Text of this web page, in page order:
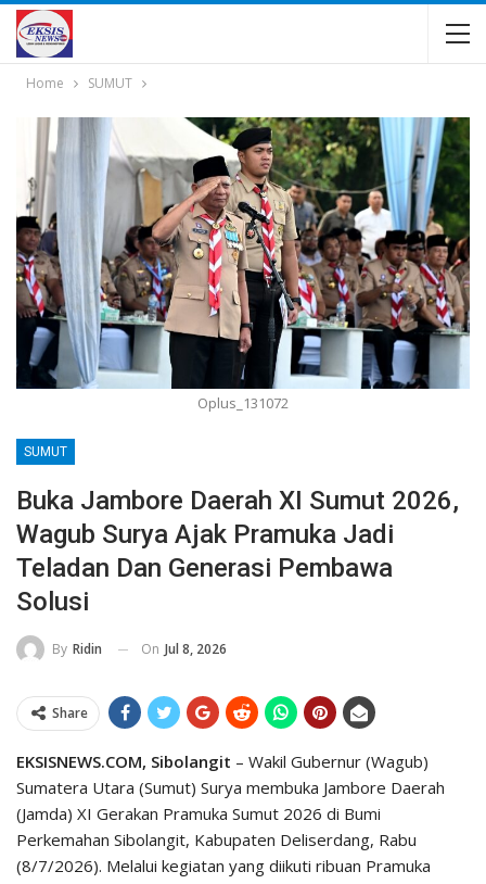
Home SUMUT
Oplus_131072
SUMUT
Buka Jambore Daerah XI Sumut 2026,
Wagub Surya Ajak Pramuka Jadi
Teladan Dan Generasi Pembawa
Solusi
By Ridin On Jul 8, 2026
Share
EKSISNEWS.COM, Sibolangit – Wakil Gubernur (Wagub)
Sumatera Utara (Sumut) Surya membuka Jambore Daerah
(Jamda) XI Gerakan Pramuka Sumut 2026 di Bumi
Perkemahan Sibolangit, Kabupaten Deliserdang, Rabu
(8/7/2026). Melalui kegiatan yang diikuti ribuan Pramuka